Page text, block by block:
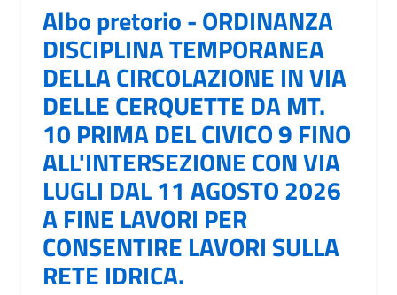
Albo pretorio - ORDINANZA
DISCIPLINA TEMPORANEA
DELLA CIRCOLAZIONE IN VIA
DELLE CERQUETTE DA MT.
10 PRIMA DEL CIVICO 9 FINO
ALL'INTERSEZIONE CON VIA
LUGLI DAL 11 AGOSTO 2026
A FINE LAVORI PER
CONSENTIRE LAVORI SULLA
RETE IDRICA.